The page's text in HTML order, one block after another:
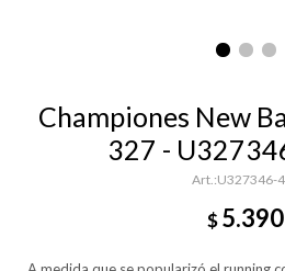
Championes New
327 -
U327346-
$5.390